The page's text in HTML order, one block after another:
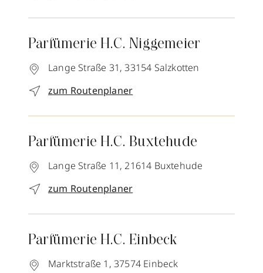
Parfümerie H.C. Niggemeier
Lange Straße 31, 33154 Salzkotten
zum Routenplaner
Parfümerie H.C. Buxtehude
Lange Straße 11, 21614 Buxtehude
zum Routenplaner
Parfümerie H.C. Einbeck
Marktstraße 1, 37574 Einbeck